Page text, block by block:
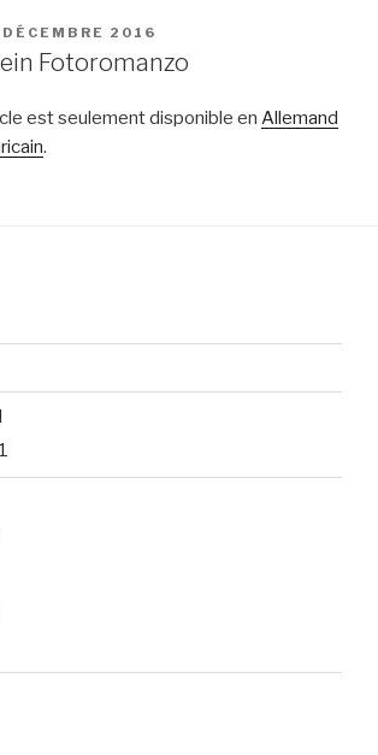
2016
Fotoromanzo
est seulement disponible en Allemand
.